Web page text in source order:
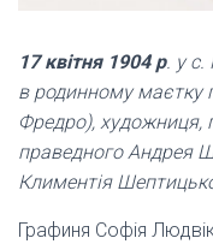
17 квітня 1904 р. у с.
в родинному маєтку
Фредро),
праведного Андрея
Климентія
Графиня Софія